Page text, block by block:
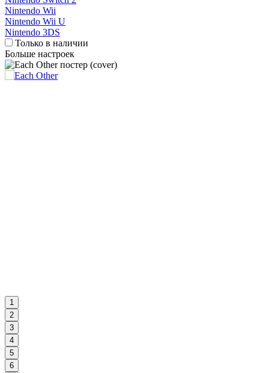
Nintendo Wii
Nintendo Wii U
Nintendo 3DS
Только в наличии
Больше настроек
1
2
3
4
5
6